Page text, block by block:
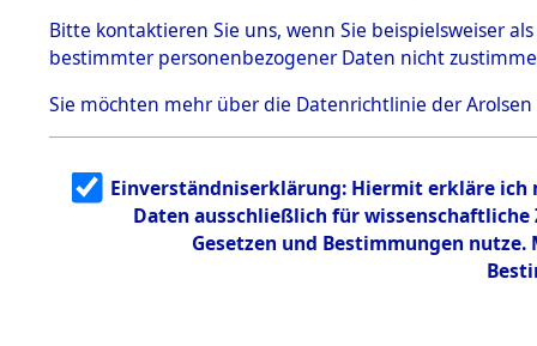
5.3.1 Alliierte
Erhebungen
zu
Todesmärsch
en
5.3.2
g
5.3.3
Todesmärsch
Bitte kontaktieren Sie uns, wenn Sie beispielsweiser
bestimmter personenbezogener Daten nicht
Sie möchten mehr über die Datenrichtlinie der Arolsen
Einverständniserklärung: Hiermit erkläre ich
Daten ausschließlich für
Gesetzen und Bestimmungen